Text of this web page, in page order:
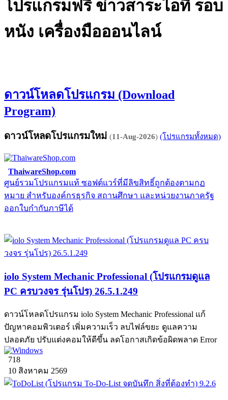
โปรแกรมฟรี ข่าวสาระไอที รอบ
หนัง เครื่องมือออนไลน์
ดาวน์โหลดโปรแกรม (Download
Program)
ดาวน์โหลดโปรแกรมใหม่ (11-Aug-2026) (โปรแกรมทั้งหมด)
ThaiwareShop.com
ศูนย์รวมโปรแกรมแท้ ซอฟต์แวร์ที่มีลิขสิทธิ์ถูกต้องตามกฏ
หมาย สำหรับองค์กรธุรกิจ สถานศึกษา และหน่วยงานภาครัฐ
ออกใบกำกับภาษีได้
iolo System Mechanic Professional (โปรแกรมดูแล
PC ครบวงจร รุ่นโปร) 26.5.1.249
ดาวน์โหลดโปรแกรม iolo System Mechanic Professional แก้
ปัญหาคอมพิวเตอร์ เพิ่มความเร็ว ลบไฟล์ขยะ ดูแลความ
ปลอดภัย ปรับแต่งคอมให้ดีขึ้น ลดโอกาสเกิดข้อผิดพลาด Error
718
10 สิงหาคม 2569